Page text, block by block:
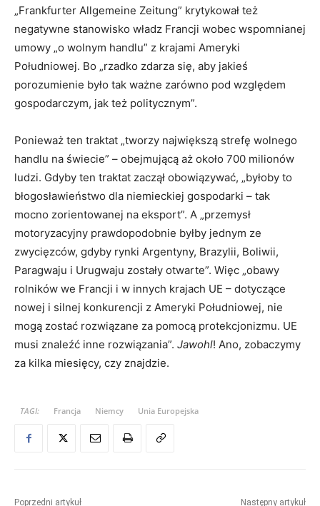
„Frankfurter Allgemeine Zeitung” krytykował też
negatywne stanowisko władz Francji wobec wspomnianej
umowy „o wolnym handlu” z krajami Ameryki
Południowej. Bo „rzadko zdarza się, aby jakieś
porozumienie było tak ważne zarówno pod względem
gospodarczym, jak też politycznym”.
Ponieważ ten traktat „tworzy największą strefę wolnego
handlu na świecie” – obejmującą aż około 700 milionów
ludzi. Gdyby ten traktat zaczął obowiązywać, „byłoby to
błogosławieństwo dla niemieckiej gospodarki – tak
mocno zorientowanej na eksport”. A „przemysł
motoryzacyjny prawdopodobnie byłby jednym ze
zwycięzców, gdyby rynki Argentyny, Brazylii, Boliwii,
Paragwaju i Urugwaju zostały otwarte”. Więc „obawy
rolników we Francji i w innych krajach UE – dotyczące
nowej i silnej konkurencji z Ameryki Południowej, nie
mogą zostać rozwiązane za pomocą protekcjonizmu. UE
musi znaleźć inne rozwiązania”. Jawohl! Ano, zobaczymy
za kilka miesięcy, czy znajdzie.
TAGI: Francja Niemcy Unia Europejska
Poprzedni artykuł Następny artykuł